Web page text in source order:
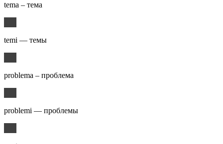
tema – тема
temi — темы
problema – проблема
problemi — проблемы